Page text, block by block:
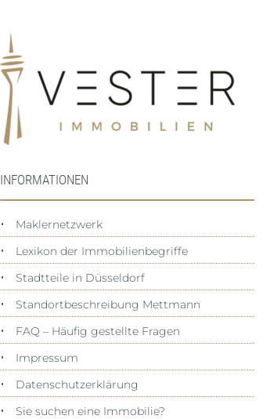
INFORMATIONEN
Maklernetzwerk
Lexikon der Immobilienbegriffe
Stadtteile in Düsseldorf
Standortbeschreibung Mettmann
FAQ – Häufig gestellte Fragen
Impressum
Datenschutz­erklärung
Sie suchen eine Immobilie?